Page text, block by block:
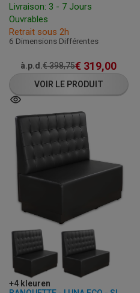
Livraison: 3 - 7 Jours
Ouvrables
Retrait sous 2h
6 Dimensions Différentes
à.p.d.€398,75€ 319,00
VOIR LE PRODUIT
+4 kleuren